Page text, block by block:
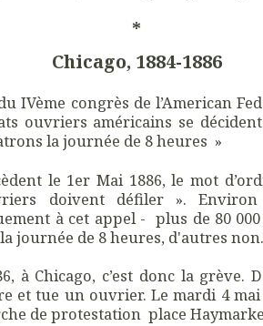
*
Chicago, 1884-1886
IVème congrès de l’American
ouvriers américains se
la journée de 8 heures »
le 1er Mai 1886, le mot
doivent défiler ». Environ
à cet appel - plus de 80
journée de 8 heures, d'autres non.
à Chicago, c’est donc la grève.
et tue un ouvrier. Le mardi 4
de protestation place